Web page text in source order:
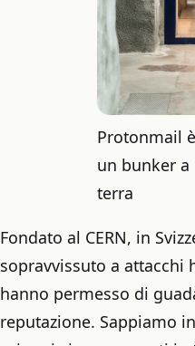
Protonmail
un bunker a
terra
Fondato al CERN, in
sopravvissuto a attacchi
hanno permesso di
reputazione. Sappiamo